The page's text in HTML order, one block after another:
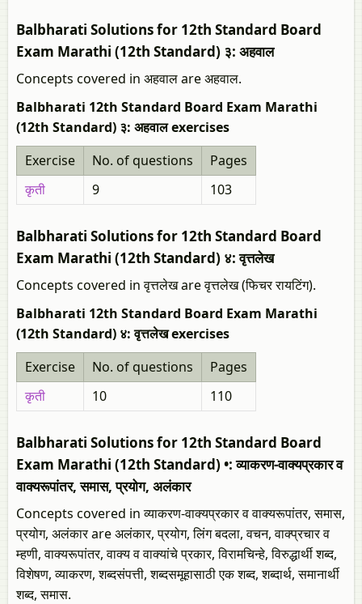
Balbharati Solutions for 12th Standard Board
Exam Marathi (12th Standard) ३: अहवाल
Concepts covered in अहवाल are अहवाल.
Balbharati 12th Standard Board Exam Marathi
(12th Standard) ३: अहवाल exercises
Exercise
No. of questions
Pages
कृती
9 103
Balbharati Solutions for 12th Standard Board
Exam Marathi (12th Standard) ४: वृत्तलेख
Concepts covered in वृत्तलेख are वृत्तलेख (फिचर रायटिंग).
Balbharati 12th Standard Board Exam Marathi
(12th Standard) ४: वृत्तलेख exercises
Exercise
No. of questions
Pages
कृती
10 110
Balbharati Solutions for 12th Standard Board
Exam Marathi (12th Standard) •: व्याकरण-वाक्यप्रकार व
वाक्यरूपांतर, समास, प्रयोग, अलंकार
Concepts covered in व्याकरण-वाक्यप्रकार व वाक्यरूपांतर, समास,
प्रयोग, अलंकार are अलंकार, प्रयोग, लिंग बदला, वचन, वाक्प्रचार व
म्हणी, वाक्यरूपांतर, वाक्य व वाक्यांचे प्रकार, विरामचिन्हे, विरुद्धार्थी शब्द,
विशेषण, व्याकरण, शब्दसंपत्ती, शब्दसमूहासाठी एक शब्द, शब्दार्थ, समानार्थी
शब्द, समास.